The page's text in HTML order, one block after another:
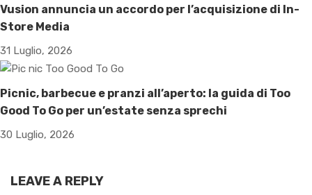
Vusion annuncia un accordo per l’acquisizione di In-
Store Media
31 Luglio, 2026
Picnic, barbecue e pranzi all’aperto: la guida di Too
Good To Go per un’estate senza sprechi
30 Luglio, 2026
LEAVE A REPLY